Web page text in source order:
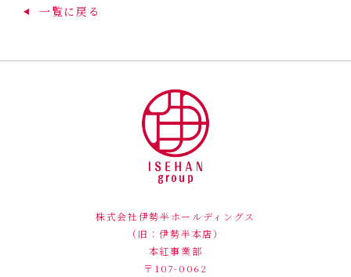
一覧に戻る
株式会社伊勢半ホールディングス
（旧：伊勢半本店）
本紅事業部
〒107-0062